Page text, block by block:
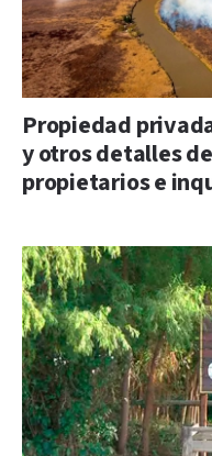
Propiedad
y otros detalles
propietarios e